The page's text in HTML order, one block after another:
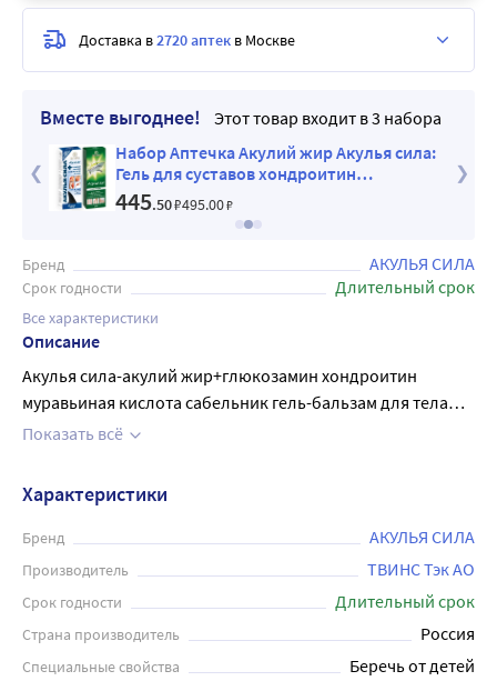
Вместе выгоднее!
Этот товар входит в 3 набора
Набор Аптечка Акулий жир Акулья сила:
Гель для суставов хондроитин
глюкозамин + Крем для ног при варикозе
445.50₽495.00₽
Бренд АКУЛЬЯ СИЛА
Срок годности Длительный срок
Все характеристики
Описание
Акулья сила-акулий жир+глюкозамин хондроитин
муравьиная кислота сабельник гель-бальзам для тела
отличается богатым составом активных компонентов.
хрящевую ткань, кости и суставы. Гель-бальзам
рекомендуется применять для снятия боли и
восстановления подвижности суставов. Глюкозамин и
хондроитин стимулируют образование соединительной
ткани, предотвращают разрушение хряща. Коллаген
придает эластичность околосуставным тканям.
Гиалуроновая кислота поддерживает вязкость
межсуставной синовиальной жидкости и улучшает
Показать всё
Доставка в2720 аптек в Москве
Характеристики
Бренд АКУЛЬЯ СИЛА
Производитель ТВИНС Тэк АО
Срок годности Длительный срок
Страна производитель Россия
Специальные свойства Беречь от детей